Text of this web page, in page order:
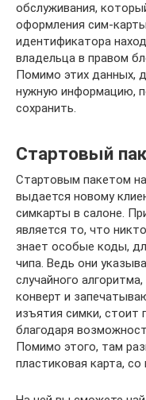
обслуживания,
оформления сим-
идентификатора
владельца в правом
Помимо этих данных,
нужную информацию,
сохранить.
Стартовый
Стартовым пакетом
выдается новому
симкарты в салоне.
является то, что
знает особые коды,
чипа. Ведь они
случайного
конверт и
изъятия симки, стоит
благодаря
Помимо этого, там
пластиковая карта,